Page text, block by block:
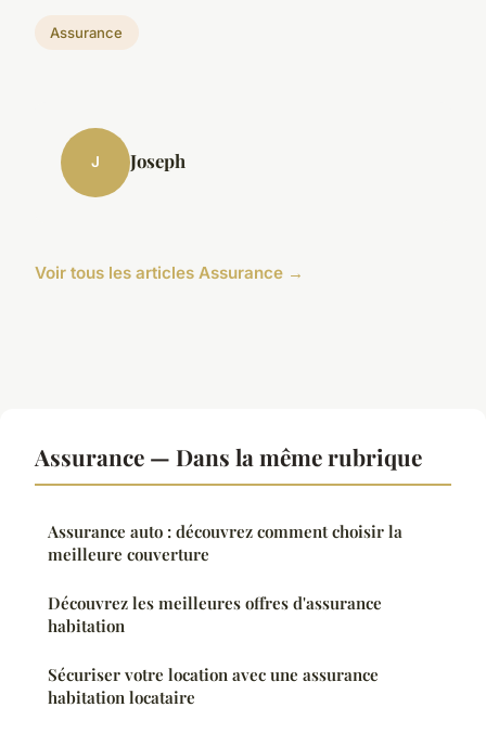
Assurance
J Joseph
Voir tous les articles Assurance →
Assurance — Dans la même rubrique
Assurance auto : découvrez comment choisir la
meilleure couverture
Découvrez les meilleures offres d'assurance
habitation
Sécuriser votre location avec une assurance
habitation locataire